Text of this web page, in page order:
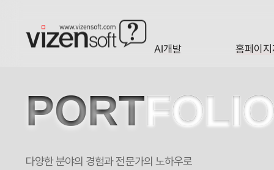
AI개발 홈페이
엠에스동물안과 반응형 포트폴리오
PORT
다양한 분야의 경험과 전문가의 노하우로